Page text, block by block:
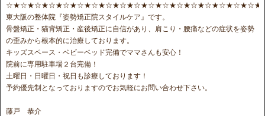
東大阪の整体院『姿勢矯正院スタイルケア』です。
骨盤矯正・猫背矯正・産後矯正に自信があり、肩こり・腰痛などの症状を姿勢
の歪みから根本的に治療しております。
キッズスペース・ベビーベッド完備でママさんも安心！
院前に専用駐車場２台完備！
土曜日・日曜日・祝日も診療しております！
予約優先制となっておりますのでお気軽にお問い合わせ下さい。
藤戸 恭介